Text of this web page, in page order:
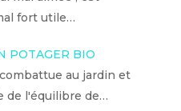
fort utile…
POTAGER BIO
au jardin et
de l'équilibre de…